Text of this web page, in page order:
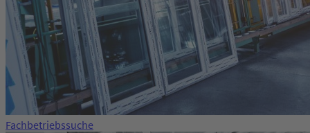
Fachbetriebssuche